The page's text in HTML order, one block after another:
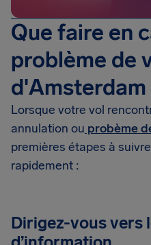
Que faire en
problème de
d'Amsterdam
Lorsque votre vol
annulation ou probème
premières étapes à
rapidement :
Dirigez-vous vers